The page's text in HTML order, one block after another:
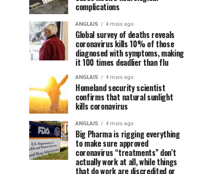
complications
ANGLAIS 4 mois ago
Global survey of deaths reveals
coronavirus kills 10% of those
diagnosed with symptoms, making
it 100 times deadlier than flu
ANGLAIS 4 mois ago
Homeland security scientist
confirms that natural sunlight
kills coronavirus
ANGLAIS 4 mois ago
Big Pharma is rigging everything
to make sure approved
coronavirus “treatments” don’t
actually work at all, while things
that do work are discredited or